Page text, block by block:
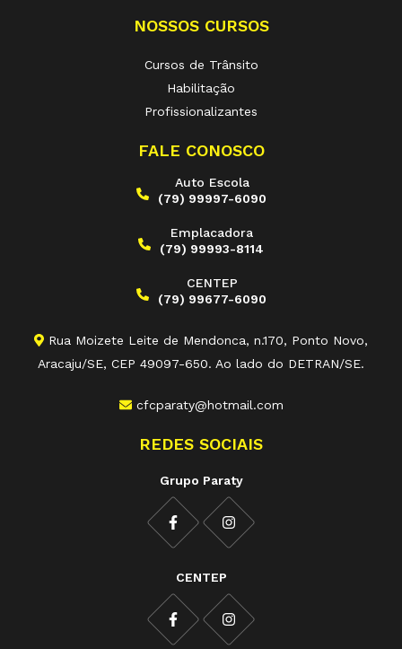
NOSSOS CURSOS
Cursos de Trânsito
Habilitação
Profissionalizantes
FALE CONOSCO
Auto Escola
(79) 99997-6090
Emplacadora
(79) 99993-8114
CENTEP
(79) 99677-6090
Rua Moizete Leite de Mendonca, n.170, Ponto Novo,
Aracaju/SE, CEP 49097-650. Ao lado do DETRAN/SE.
cfcparaty@hotmail.com
REDES SOCIAIS
Grupo Paraty
CENTEP